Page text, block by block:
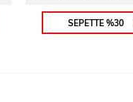
SEPETTE %30